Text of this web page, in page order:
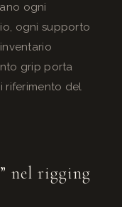
ogni
ogni supporto
grip porta
riferimento del
nel rigging